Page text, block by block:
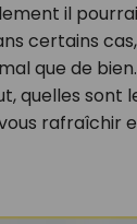
il
certains
que de
quelles sont
rafraîchir